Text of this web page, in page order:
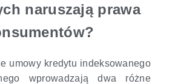
naruszają prawa
umowy kredytu indeksowanego
wprowadzają dwa różne